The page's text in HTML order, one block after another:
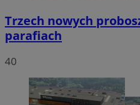
Trzech nowych
parafiach
40